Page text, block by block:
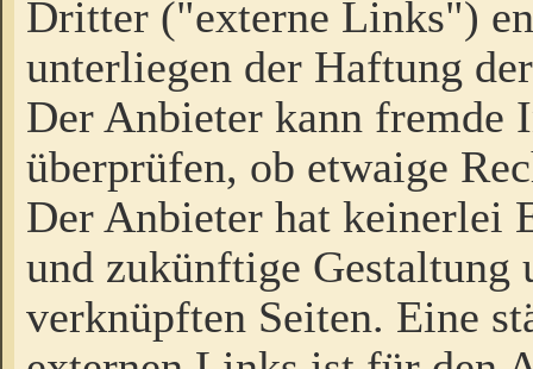
Dritter ("externe Links")
unterliegen der Haftung
Der Anbieter kann fremde
überprüfen, ob etwaige
Der Anbieter hat keinerlei
und zukünftige Gestaltung
verknüpften Seiten. Eine